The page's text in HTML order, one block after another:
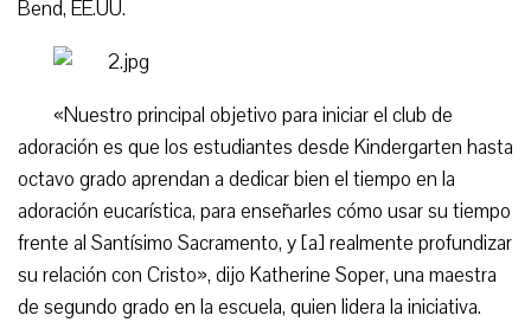
Bend, EE.UU.
«Nuestro principal objetivo para iniciar el club de
adoración es que los estudiantes desde Kindergarten hasta
octavo grado aprendan a dedicar bien el tiempo en la
adoración eucarística, para enseñarles cómo usar su tiempo
frente al Santísimo Sacramento, y [a] realmente profundizar
su relación con Cristo», dijo Katherine Soper, una maestra
de segundo grado en la escuela, quien lidera la iniciativa.